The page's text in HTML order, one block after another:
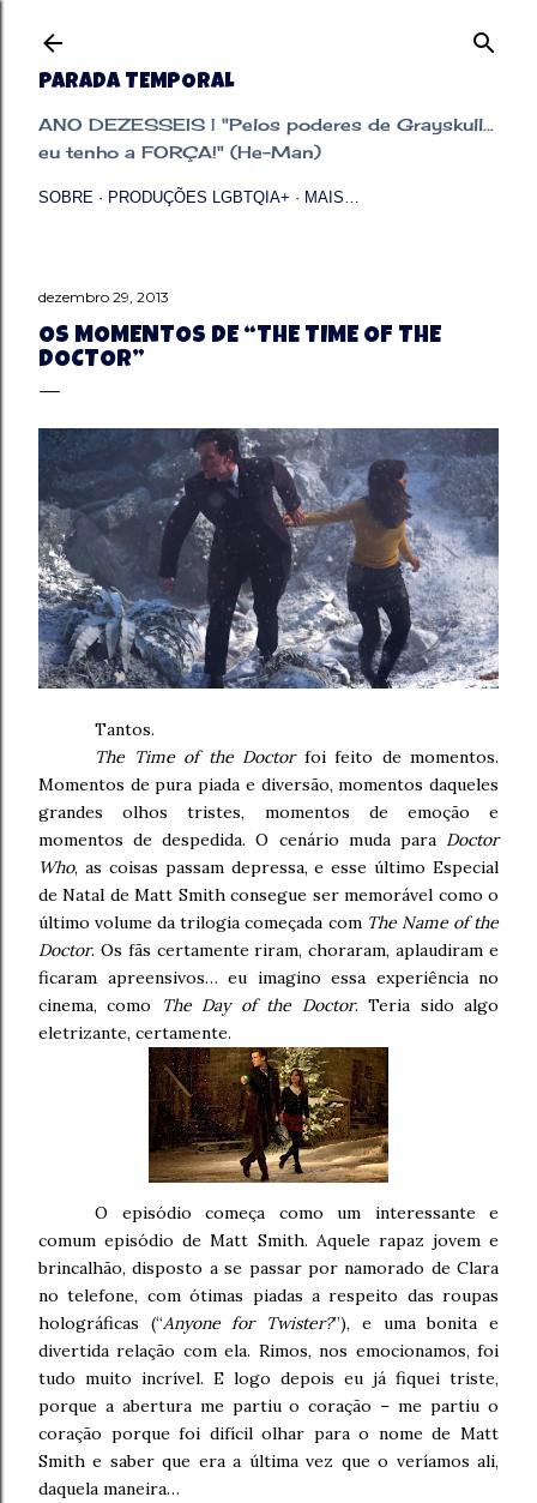
PARADA TEMPORAL
ANO DEZESSEIS | "Pelos poderes de Grayskull...
eu tenho a FORÇA!" (He-Man)
SOBRE PRODUÇÕES LGBTQIA+ MAIS…
dezembro 29, 2013
OS MOMENTOS DE “THE TIME OF THE
DOCTOR”
Tantos.
The Time of the Doctorfoi feito de momentos.
Momentos de pura piada e diversão, momentos daqueles
grandes olhos tristes, momentos de emoção e
momentos de despedida. O cenário muda para Doctor
Who, as coisas passam depressa, e esse último Especial
de Natal de Matt Smith consegue ser memorável como o
último volume da trilogia começada com The Name of the
Doctor. Os fãs certamente riram, choraram, aplaudiram e
ficaram apreensivos… eu imagino essa experiência no
cinema, como
The Day of the Doctor. Teria sido algo
eletrizante, certamente.
O episódio começa como um interessante e
comum episódio de Matt Smith. Aquele rapaz jovem e
brincalhão, disposto a se passar por namorado de Clara
no telefone, com ótimas piadas a respeito das roupas
holográficas (“Anyone for Twister?”), e uma bonita e
divertida relação com ela. Rimos, nos emocionamos, foi
tudo muito incrível. E logo depois eu já fiquei triste,
porque a abertura me partiu o coração – me partiu o
coração porque foi difícil olhar para o nome de Matt
Smith e saber que era a última vez que o veríamos ali,
daquela maneira…